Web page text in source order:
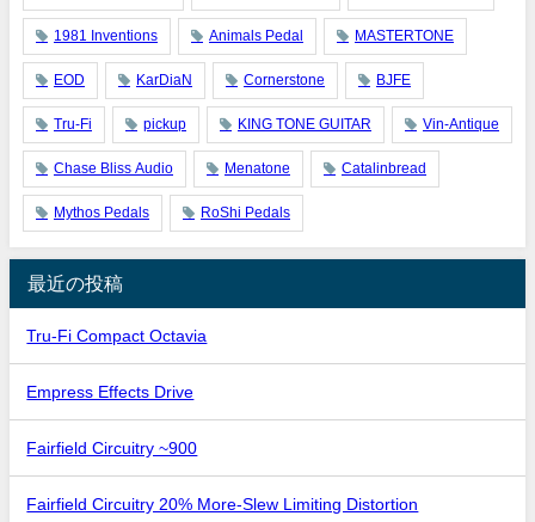
1981 Inventions Animals Pedal MASTERTONE
EOD KarDiaN Cornerstone BJFE
Tru-Fi pickup KING TONE GUITAR Vin-Antique
Chase Bliss Audio Menatone Catalinbread
Mythos Pedals RoShi Pedals
最近の投稿
Tru-Fi Compact Octavia
Empress Effects Drive
Fairfield Circuitry ~900
Fairfield Circuitry 20% More-Slew Limiting Distortion